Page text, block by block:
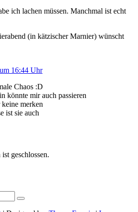
ich lachen müssen. Manchmal ist echt
(in kätzischer Marnier) wünscht
16:44 Uhr
Chaos :D
könnte mir auch passieren
merken
ist sie auch
geschlossen.